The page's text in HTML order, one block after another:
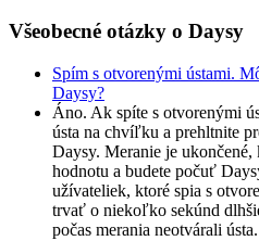
Všeobecné otázky o Daysy
Spím s otvorenými ústami.
Daysy?
Áno. Ak spíte s otvorenými
ústa na chvíľku a prehltnite
Daysy. Meranie je
hodnotu a budete počuť
užívateliek, ktoré spia s
trvať o niekoľko sekúnd
počas merania neotvárali ústa.